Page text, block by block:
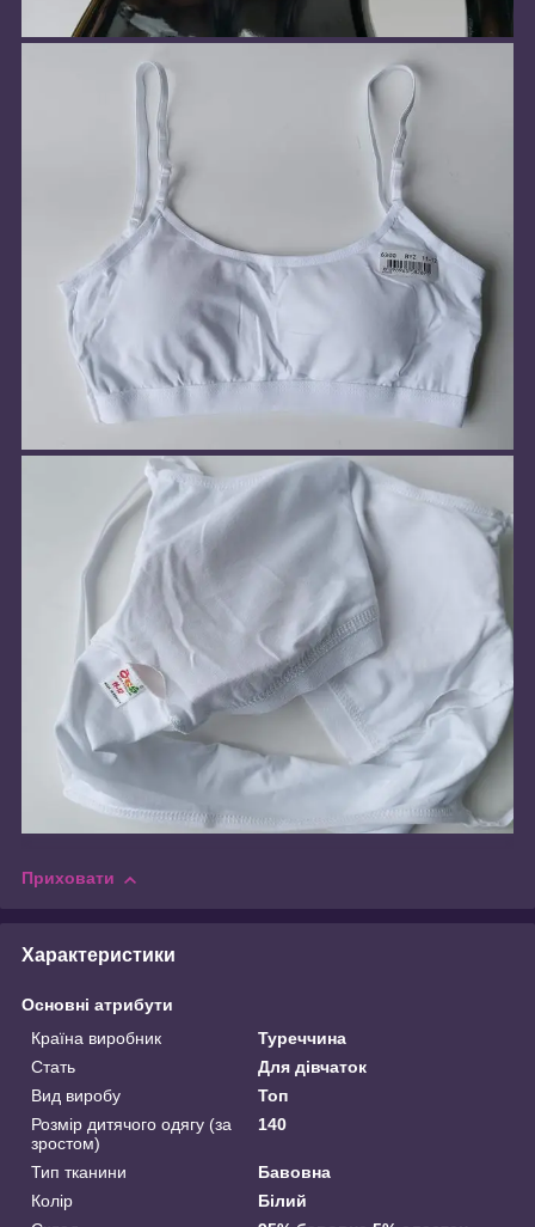
Приховати
Характеристики
Основні атрибути
Країна виробник
Туреччина
Стать
Для дівчаток
Вид виробу
Топ
Розмір дитячого одягу (за
зростом)
140
Тип тканини
Бавовна
Колір
Білий